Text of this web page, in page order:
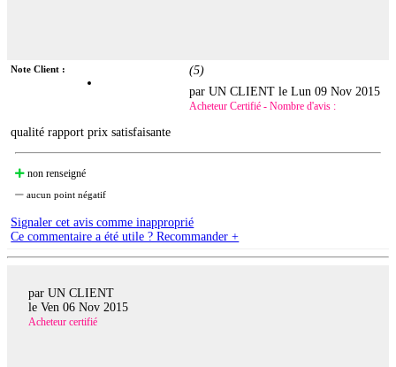
Note Client : (5)
par UN CLIENT leLun 09 Nov 2015
Acheteur Certifié - Nombre d'avis :
qualité rapport prix satisfaisante
non renseigné
aucun point négatif
Signaler cet avis comme inapproprié
Ce commentaire a été utile ? Recommander +
par UN CLIENT
le Ven 06 Nov 2015
Acheteur certifié